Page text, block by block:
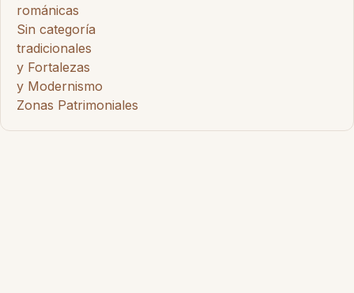
románicas
Sin categoría
tradicionales
y Fortalezas
y Modernismo
Zonas Patrimoniales